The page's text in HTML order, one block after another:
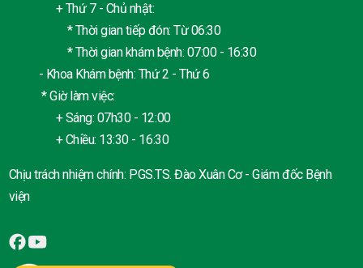
+ Thứ 7 - Chủ nhật:
* Thời gian tiếp đón: Từ 06:30
* Thời gian khám bệnh: 07:00 - 16:30
- Khoa Khám bệnh: Thứ 2 - Thứ 6
* Giờ làm việc:
+ Sáng: 07h30 - 12:00
+ Chiều: 13:30 - 16:30
Chịu trách nhiệm chính: PGS.TS. Đào Xuân Cơ - Giám đốc Bệnh
viện